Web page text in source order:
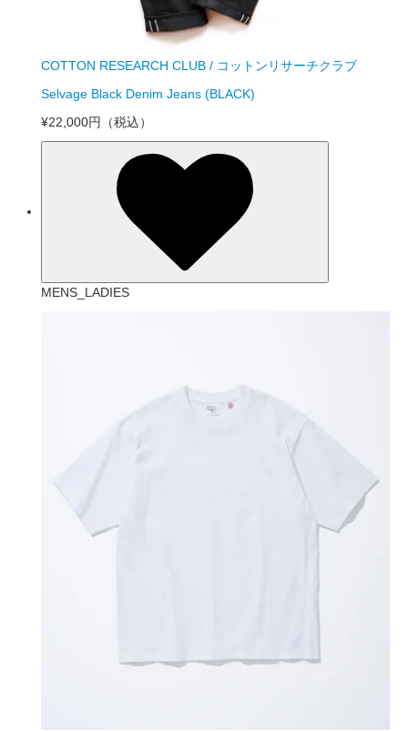
COTTON RESEARCH CLUB / コットンリサーチクラブ
Selvage Black Denim Jeans (BLACK)
¥22,000円
（税込）
MENS_LADIES